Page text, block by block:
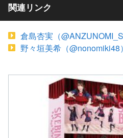
関連リンク
倉島杏実（
野々垣美希（@nonomiki48